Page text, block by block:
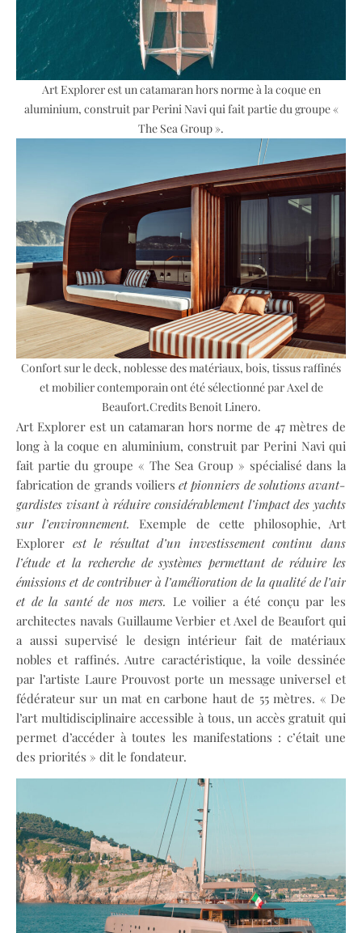
Art Explorer est un catamaran hors norme à la coque en
aluminium, construit par Perini Navi qui fait partie du groupe «
The Sea Group ».
Confort sur le deck, noblesse des matériaux, bois, tissus raffinés
et mobilier contemporain ont été sélectionné par Axel de
Beaufort.Credits Benoit Linero.
Art Explorer est un catamaran hors norme de 47 mètres de
long à la coque en aluminium, construit par Perini Navi qui
fait partie du groupe « The Sea Group » spécialisé dans la
fabrication de grands voiliers et pionniers de solutions avant-
gardistes visant à réduire considérablement l’impact des yachts
sur l’environnement. Exemple de cette philosophie, Art
Explorer est le résultat d’un investissement continu dans
l’étude et la recherche de systèmes permettant de réduire les
émissions et de contribuer à l’amélioration de la qualité de l’air
et de la santé de nos mers. Le voilier a été conçu par les
architectes navals Guillaume Verbier et Axel de Beaufort qui
a aussi supervisé le design intérieur fait de matériaux
nobles et raffinés. Autre caractéristique, la voile dessinée
par l’artiste Laure Prouvost porte un message universel et
fédérateur sur un mat en carbone haut de 55 mètres. « De
l’art multidisciplinaire accessible à tous, un accès gratuit qui
permet d’accéder à toutes les manifestations : c’était une
des priorités » dit le fondateur.